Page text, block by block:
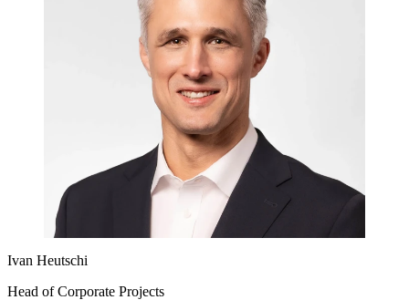
Ivan Heutschi
Head of Corporate Projects